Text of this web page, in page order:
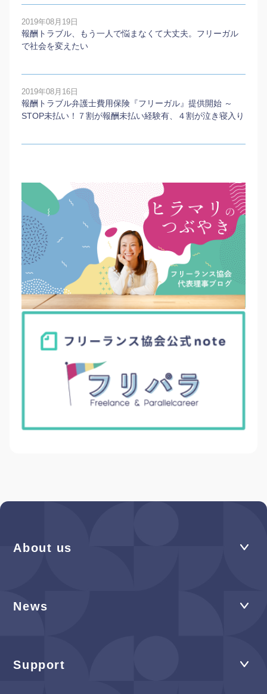
2019年08月19日
報酬トラブル、もう一人で悩まなくて大丈夫。フリーガル
で社会を変えたい
2019年08月16日
報酬トラブル弁護士費用保険『フリーガル』提供開始 ～
STOP未払い！７割が報酬未払い経験有、４割が泣き寝入り
About us
News
Support